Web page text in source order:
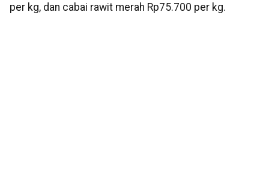
per kg, dan cabai rawit merah Rp75.700 per kg.